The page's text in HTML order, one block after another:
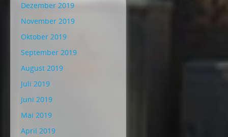
Dezember 2019
November 2019
Oktober 2019
September 2019
August 2019
Juli 2019
Juni 2019
Mai 2019
April 2019